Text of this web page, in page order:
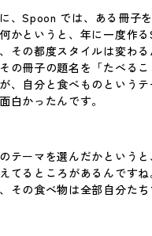
Legal Policy
たり
してお
、Spoon では、ある冊子
かというと、年に一度作
その都度スタイルは変わ
の冊子の題名を「たべる
、自分と食べものという
白かったんです。
テーマを選んだかという
てるところがあるんです
その食べ物は全部自分たち